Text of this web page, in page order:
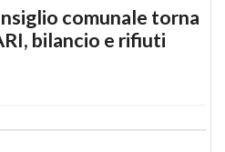
comunale torna
bilancio e rifiuti